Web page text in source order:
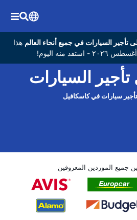
هذا
السيارات
سيارات في كاسكافيل
جميع الموردين المعروفين